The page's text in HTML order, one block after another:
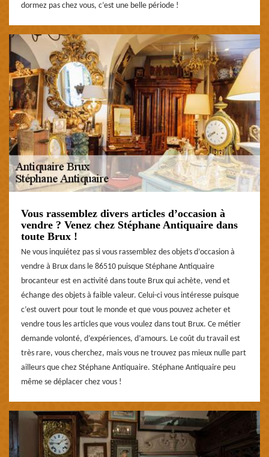
dormez pas chez vous, c’est une belle période !
Vous rassemblez divers articles d’occasion à
vendre ? Venez chez Stéphane Antiquaire dans
toute Brux !
Ne vous inquiétez pas si vous rassemblez des objets d’occasion à
vendre à Brux dans le 86510 puisque Stéphane Antiquaire
brocanteur est en activité dans toute Brux qui achète, vend et
échange des objets à faible valeur. Celui-ci vous intéresse puisque
c’est ouvert pour tout le monde et que vous pouvez acheter et
vendre tous les articles que vous voulez dans tout Brux. Ce métier
demande volonté, d’expériences, d’amours. Le coût du travail est
très rare, vous cherchez, mais vous ne trouvez pas mieux nulle part
ailleurs que chez Stéphane Antiquaire. Stéphane Antiquaire peu
même se déplacer chez vous !